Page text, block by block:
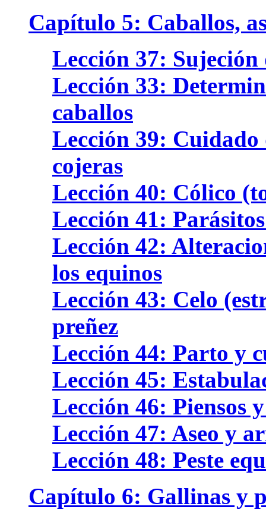
Capítulo 5: Caballos,
Lección 37: Sujeción
Lección 33:
caballos
Lección 39: Cuidado
cojeras
Lección 40: Cólico
Lección 41:
Lección 42:
los equinos
Lección 43: Celo
preñez
Lección 44: Parto y
Lección 45:
Lección 46: Piensos
Lección 47: Aseo y
Lección 48: Peste
Capítulo 6: Gallinas y